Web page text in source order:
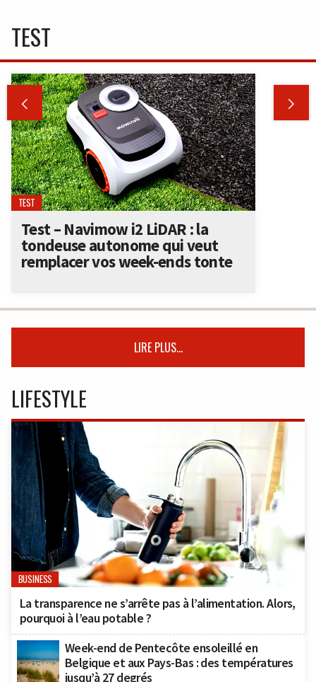
TEST
 
TEST
Test – Navimow i2 LiDAR : la
tondeuse autonome qui veut
remplacer vos week-ends tonte
LIRE PLUS...
LIFESTYLE
BUSINESS
La transparence ne s’arrête pas à l’alimentation. Alors,
pourquoi à l’eau potable ?
Week-end de Pentecôte ensoleillé en
Belgique et aux Pays-Bas : des températures
jusqu’à 27 degrés